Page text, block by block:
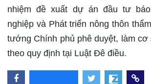
nhiệm đề xuất dự án đầu tư
nghiệp và Phát triển nông thôn
tướng Chính phủ phê duyệt, làm cơ
theo quy định tại Luật Đê điều.